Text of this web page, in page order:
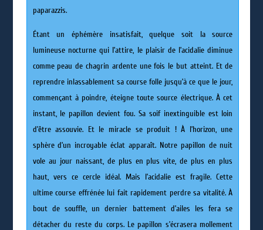
paparazzis.
Étant un éphémère insatisfait, quelque soit la source
lumineuse nocturne qui l’attire, le plaisir de l’acidalie diminue
comme peau de chagrin ardente une fois le but atteint. Et de
reprendre inlassablement sa course folle jusqu’à ce que le jour,
commençant à poindre, éteigne toute source électrique. À cet
instant, le papillon devient fou. Sa soif inextinguible est loin
d’être assouvie. Et le miracle se produit ! À l’horizon, une
sphère d’un incroyable éclat apparaît. Notre papillon de nuit
vole au jour naissant, de plus en plus vite, de plus en plus
haut, vers ce cercle idéal. Mais l’acidalie est fragile. Cette
ultime course effrénée lui fait rapidement perdre sa vitalité. À
bout de souffle, un dernier battement d’ailes les fera se
détacher du reste du corps. Le papillon s’écrasera mollement